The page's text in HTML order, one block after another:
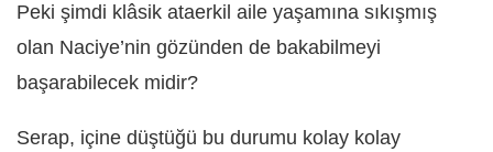
Peki şimdi klâsik ataerkil aile yaşamına sıkışmış
olan Naciye’nin gözünden de bakabilmeyi
başarabilecek midir?
Serap, içine düştüğü bu durumu kolay kolay